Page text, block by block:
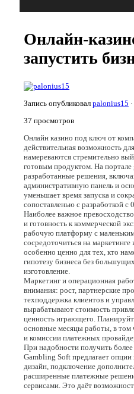
Онлайн-
запустить
Запись опубликовал palonius15 ·
37 просмотров
Онлайн казино под ключ от
действительная возможность
намереваются стремительно
готовым продуктом. На
разработанные решения,
административную панель и
уменьшает время запуска и
сопоставленью с разработкой с
Наиболее важное
и готовность к коммерческой
рабочую платформу с
сосредоточиться на
особенно ценно для тех, кто
гипотезу бизнеса без
изготовление.
Маркетинг и операционная
внимания: рост, партнерские
техподдержка клиентов и
вырабатывают стоимость
ценность играющего.
основные месяцы работы, в том
и комиссии платежных
При надобности получить
Gambling Soft предлагает
дизайн, подключение
расширенные платежные
сервисами. Это даёт